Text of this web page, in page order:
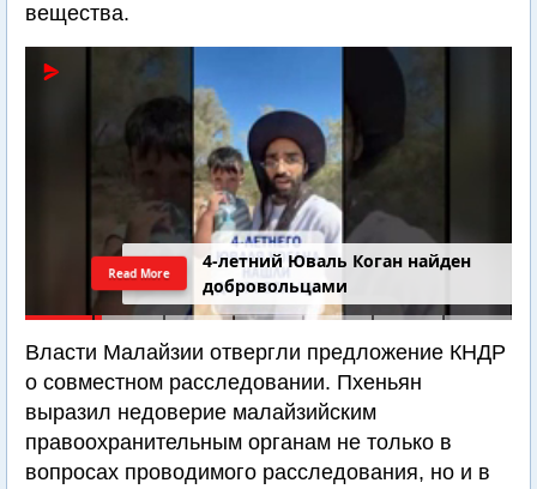
вещества.
4-летний Юваль Коган найден
добровольцами
Read More
Власти Малайзии отвергли предложение КНДР
о совместном расследовании. Пхеньян
выразил недоверие малайзийским
правоохранительным органам не только в
вопросах проводимого расследования, но и в